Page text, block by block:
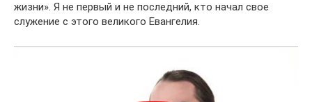
жизни». Я не первый и не последний, кто начал свое
служение с этого великого Евангелия.